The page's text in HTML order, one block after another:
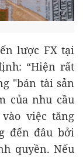
lược FX tại
“Hiện rất
"bán tài sản
của nhu cầu
việc tăng
đến đâu bởi
quyền. Nếu